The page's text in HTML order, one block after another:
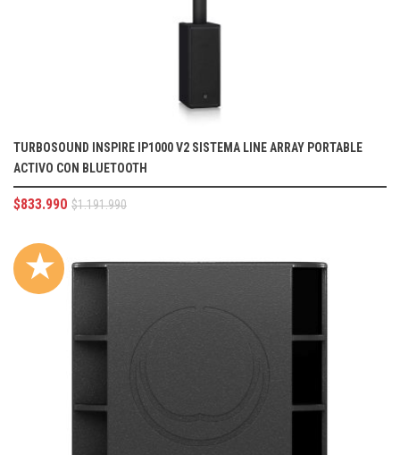
TURBOSOUND INSPIRE IP1000 V2 SISTEMA LINE ARRAY PORTABLE
ACTIVO CON BLUETOOTH
$1.191.990
$833.990
★